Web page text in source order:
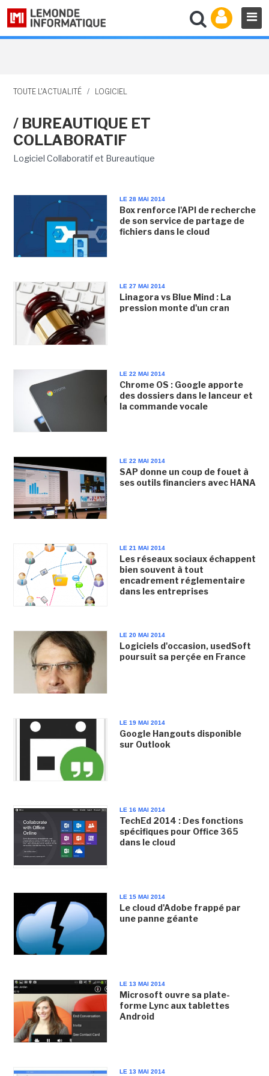
TOUTE L'ACTUALITÉ / LOGICIEL
/ BUREAUTIQUE ET
COLLABORATIF
Logiciel Collaboratif et Bureautique
LE 28 MAI 2014
Box renforce l'API de recherche
de son service de partage de
fichiers dans le cloud
LE 27 MAI 2014
Linagora vs Blue Mind : La
pression monte d'un cran
LE 22 MAI 2014
Chrome OS : Google apporte
des dossiers dans le lanceur et
la commande vocale
LE 22 MAI 2014
SAP donne un coup de fouet à
ses outils financiers avec HANA
LE 21 MAI 2014
Les réseaux sociaux échappent
bien souvent à tout
encadrement réglementaire
dans les entreprises
LE 20 MAI 2014
Logiciels d'occasion, usedSoft
poursuit sa perçée en France
LE 19 MAI 2014
Google Hangouts disponible
sur Outlook
LE 16 MAI 2014
TechEd 2014 : Des fonctions
spécifiques pour Office 365
dans le cloud
LE 15 MAI 2014
Le cloud d'Adobe frappé par
une panne géante
LE 13 MAI 2014
Microsoft ouvre sa plate-
forme Lync aux tablettes
Android
LE 13 MAI 2014